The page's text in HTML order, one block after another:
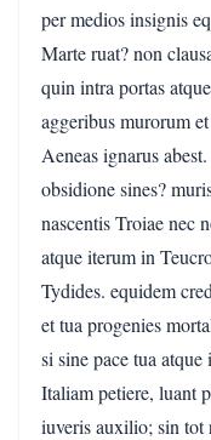
per medios insignis
Marte ruat? non
quin intra portas
aggeribus murorum
Aeneas ignarus
obsidione sines?
nascentis Troiae nec
atque iterum in
Tydides. equidem
et tua progenies
si sine pace tua
Italiam petiere, luant
iuveris auxilio; sin tot